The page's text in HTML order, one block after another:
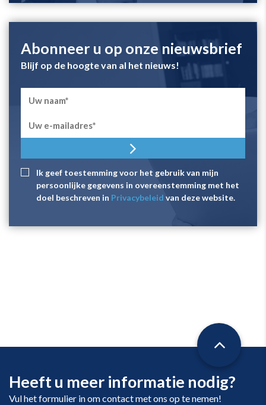
Abonneer u op onze nieuwsbrief
Blijf op de hoogte van al het nieuws!
Ik geef toestemming voor het gebruik van mijn
persoonlijke gegevens in overeenstemming met het
doel beschreven in Privacybeleid van deze website.
Heeft u meer informatie nodig?
Vul het formulier in om contact met ons op te nemen!